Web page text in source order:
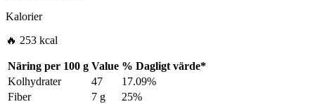
Kalorier
🔥 253 kcal
Näring per 100 g Value % Dagligt värde*
Kolhydrater
47
17.09%
Fiber
7 g
25%